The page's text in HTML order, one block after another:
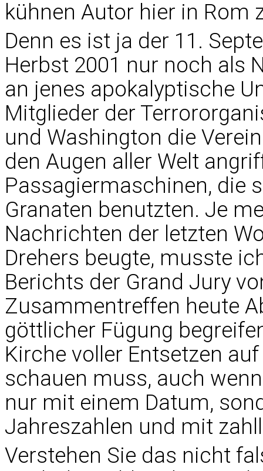
kühnen Autor hier in Rom
Denn es ist ja der 11.
Herbst 2001 nur noch als
an jenes apokalyptische
Mitglieder der
und Washington die
den Augen aller Welt
Passagiermaschinen, die
Granaten benutzten. Je
Nachrichten der letzten
Drehers beugte, musste
Berichts der Grand Jury
Zusammentreffen heute
göttlicher Fügung
Kirche voller Entsetzen auf
schauen muss, auch
nur mit einem Datum,
Jahreszahlen und mit
Verstehen Sie das nicht